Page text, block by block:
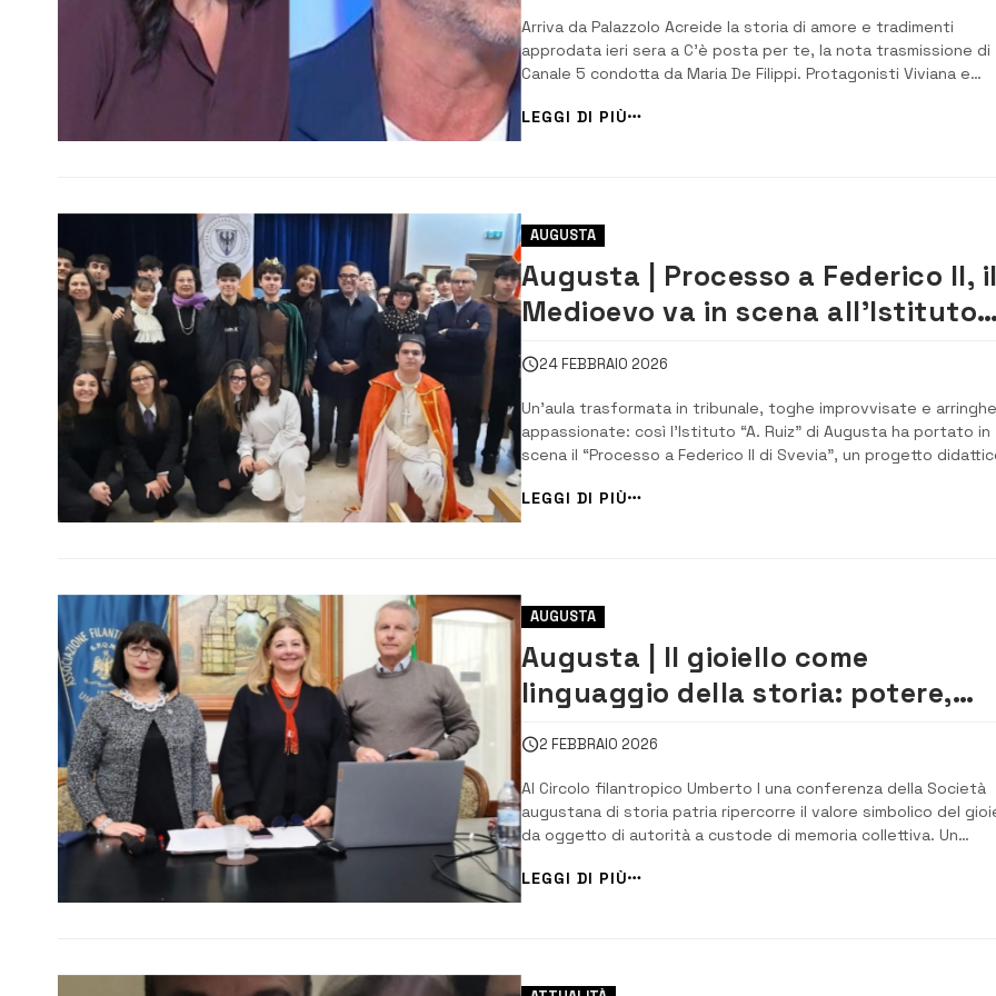
Arriva da Palazzolo Acreide la storia di amore e tradimenti
approdata ieri sera a C’è posta per te, la nota trasmissione di
Canale 5 condotta da Maria De Filippi. Protagonisti Viviana e
“naufragata” dopo i tradimenti di lei avvenuti in poco tempo […]
LEGGI DI PIÙ
AUGUSTA
Augusta | Processo a Federico II, il
Medioevo va in scena all’Istituto
Ruiz
24 FEBBRAIO 2026
Un’aula trasformata in tribunale, toghe improvvisate e arringhe
appassionate: così l’Istituto “A. Ruiz” di Augusta ha portato in
scena il “Processo a Federico II di Svevia”, un progetto
che ha saputo intrecciare storia, diritto e interpretazione
teatrale. L’evento si è svolto nella sala Paolo Liggeri di Palazzo
San Biagio, gremita di...
LEGGI DI PIÙ
AUGUSTA
Augusta | Il gioiello come
linguaggio della storia: potere,
fede e identità nei secoli
2 FEBBRAIO 2026
Al Circolo filantropico Umberto I una conferenza della Società
augustana di storia patria ripercorre il valore simbolico del
da oggetto di autorità a custode di memoria collettiva. Un
affascinante viaggio nella storia e nel significato del gioiello si
svolto al Circolo filantropico Umberto I, guidato da Mimmo Di
Franco, nel corso d...
LEGGI DI PIÙ